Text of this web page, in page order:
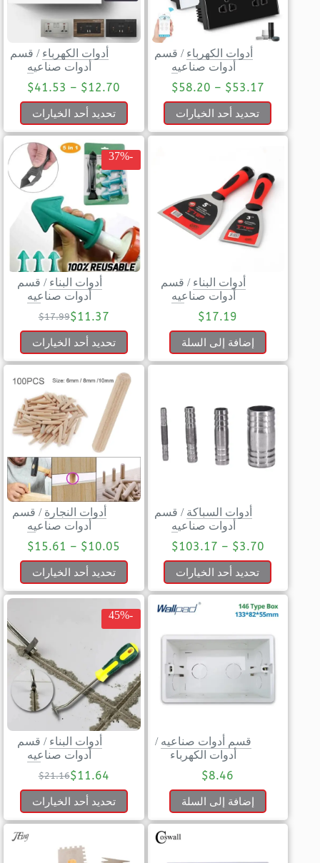
أدوات الكهرباء / قسم
أدوات صناعيه
$53.17
–
$58.20
تحديد أحد الخيارات
أدوات الكهرباء / قسم
أدوات صناعيه
$12.70
–
$41.53
تحديد أحد الخيارات
أدوات البناء / قسم
أدوات صناعيه
$17.19
إضافة إلى السلة
-37%
أدوات البناء / قسم
أدوات صناعيه
$17.99$11.37
تحديد أحد الخيارات
أدوات السباكة / قسم
أدوات صناعيه
$3.70
–
$103.17
تحديد أحد الخيارات
أدوات النجارة / قسم
أدوات صناعيه
$10.05
–
$15.61
تحديد أحد الخيارات
قسم أدوات صناعيه /
أدوات الكهرباء
$8.46
إضافة إلى السلة
-45%
أدوات البناء / قسم
أدوات صناعيه
$21.16$11.64
تحديد أحد الخيارات